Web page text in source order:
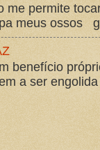
me permite
meus ossos
benefício
a ser